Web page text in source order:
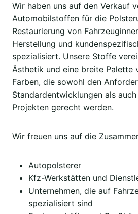
Wir haben uns auf den Verkauf
Automobilstoffen für die
Restaurierung von
Herstellung und
spezialisiert. Unsere Stoffe
Ästhetik und eine breite Palette
Farben, die sowohl den
Standardentwicklungen als
Projekten gerecht werden.
Wir freuen uns auf die
Autopolsterer
Kfz-Werkstätten und
Unternehmen, die auf
spezialisiert sind